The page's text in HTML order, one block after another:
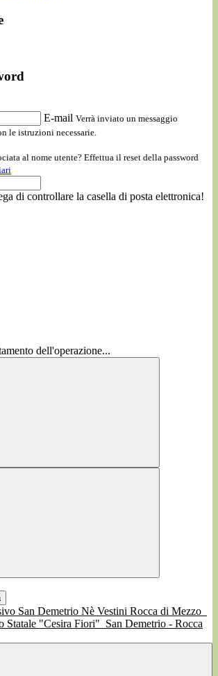
E-mail Verrà inviato un messaggio
le istruzioni necessarie.
al nome utente? Effettua il reset della password
di controllare la casella di posta elettronica!
dell'operazione...
Statale "Cesira Fiori" San Demetrio - Rocca